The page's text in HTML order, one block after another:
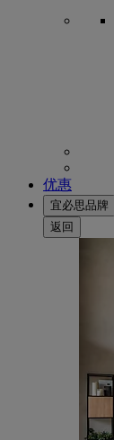
优惠
宜必思品牌
返回